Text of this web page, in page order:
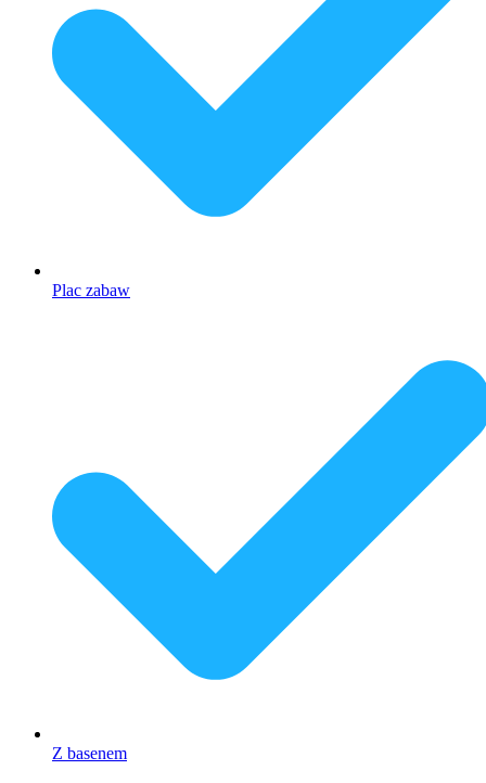
Plac zabaw
Z basenem